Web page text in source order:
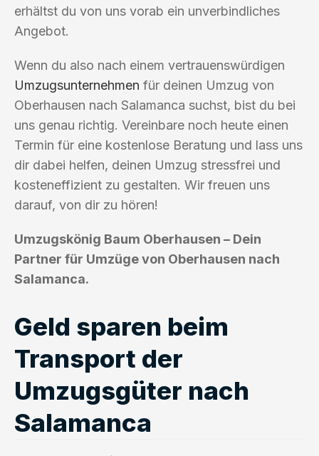
erhältst du von uns vorab ein unverbindliches
Angebot.
Wenn du also nach einem vertrauenswürdigen
Umzugsunternehmen für deinen Umzug von
Oberhausen nach Salamanca suchst, bist du bei
uns genau richtig. Vereinbare noch heute einen
Termin für eine kostenlose Beratung und lass uns
dir dabei helfen, deinen Umzug stressfrei und
kosteneffizient zu gestalten. Wir freuen uns
darauf, von dir zu hören!
Umzugskönig Baum Oberhausen – Dein
Partner für Umzüge von Oberhausen nach
Salamanca.
Geld sparen beim
Transport der
Umzugsgüter nach
Salamanca